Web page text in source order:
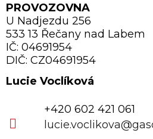
PROVOZOVNA
U Nadjezdu 256
533 13 Řečany nad Labem
IČ: 04691954
DIČ: CZ04691954
Lucie Voclíková
+420 602 421 061